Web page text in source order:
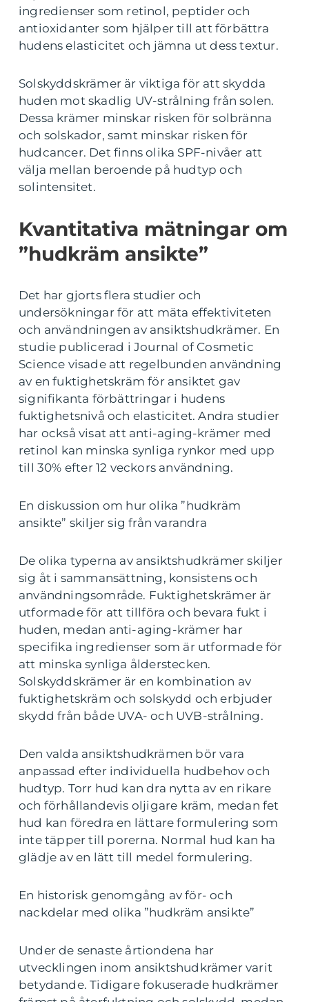
ingredienser som retinol, peptider och
antioxidanter som hjälper till att förbättra
hudens elasticitet och jämna ut dess textur.
Solskyddskrämer är viktiga för att skydda
huden mot skadlig UV-strålning från solen.
Dessa krämer minskar risken för solbränna
och solskador, samt minskar risken för
hudcancer. Det finns olika SPF-nivåer att
välja mellan beroende på hudtyp och
solintensitet.
Kvantitativa mätningar om
”hudkräm ansikte”
Det har gjorts flera studier och
undersökningar för att mäta effektiviteten
och användningen av ansiktshudkrämer. En
studie publicerad i Journal of Cosmetic
Science visade att regelbunden användning
av en fuktighetskräm för ansiktet gav
signifikanta förbättringar i hudens
fuktighetsnivå och elasticitet. Andra studier
har också visat att anti-aging-krämer med
retinol kan minska synliga rynkor med upp
till 30% efter 12 veckors användning.
En diskussion om hur olika ”hudkräm
ansikte” skiljer sig från varandra
De olika typerna av ansiktshudkrämer skiljer
sig åt i sammansättning, konsistens och
användningsområde. Fuktighetskrämer är
utformade för att tillföra och bevara fukt i
huden, medan anti-aging-krämer har
specifika ingredienser som är utformade för
att minska synliga ålderstecken.
Solskyddskrämer är en kombination av
fuktighetskräm och solskydd och erbjuder
skydd från både UVA- och UVB-strålning.
Den valda ansiktshudkrämen bör vara
anpassad efter individuella hudbehov och
hudtyp. Torr hud kan dra nytta av en rikare
och förhållandevis oljigare kräm, medan fet
hud kan föredra en lättare formulering som
inte täpper till porerna. Normal hud kan ha
glädje av en lätt till medel formulering.
En historisk genomgång av för- och
nackdelar med olika ”hudkräm ansikte”
Under de senaste årtiondena har
utvecklingen inom ansiktshudkrämer varit
betydande. Tidigare fokuserade hudkrämer